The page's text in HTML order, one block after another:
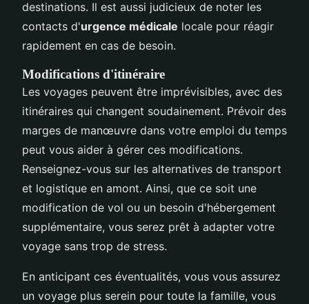
destinations. Il est aussi judicieux de noter les
contacts d'urgence médicale locale pour réagir
rapidement en cas de besoin.
Modifications d'itinéraire
Les voyages peuvent être imprévisibles, avec des
itinéraires qui changent soudainement. Prévoir des
marges de manœuvre dans votre emploi du temps
peut vous aider à gérer ces modifications.
Renseignez-vous sur les alternatives de transport
et logistique en amont. Ainsi, que ce soit une
modification de vol ou un besoin d'hébergement
supplémentaire, vous serez prêt à adapter votre
voyage sans trop de stress.
En anticipant ces éventualités, vous vous assurez
un voyage plus serein pour toute la famille, vous